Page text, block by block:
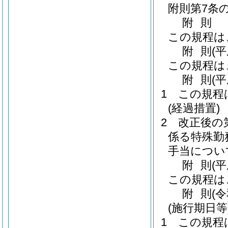
附則第7条
附 則
この規程
附 則 (
この規程
附 則 (
1
この規程
(経過措置)
2
改正後の
係る特殊
手当につ
附 則 (
この規程
附 則 (
(施行期日
1
この規程